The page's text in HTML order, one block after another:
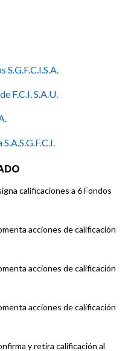
F.C.I. S.A.U.
calificaciones a 6 Fondos
acciones de calificación
acciones de calificación
acciones de calificación
y retira calificación al